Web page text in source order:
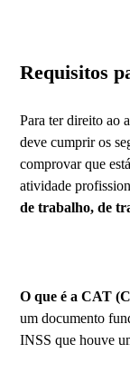
Requisitos
Para ter direito ao
deve cumprir os
comprovar que
atividade
de trabalho, de
O que é a CAT
um documento
INSS que houve